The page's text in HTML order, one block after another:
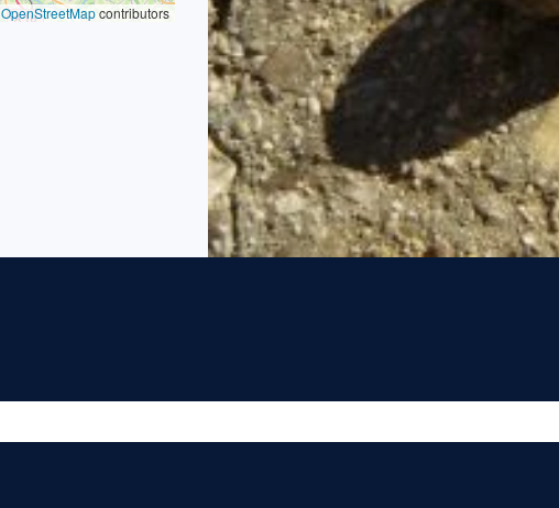
OpenStreetMapcontributors